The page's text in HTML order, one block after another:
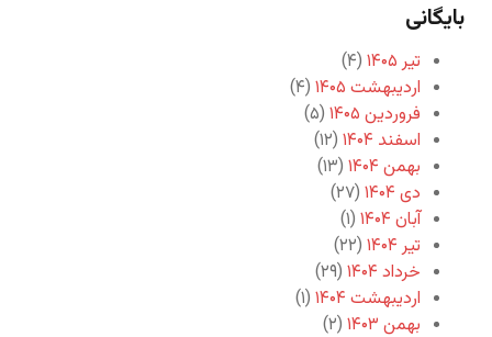
بایگانی
تیر ۱۴۰۵
(۴)
اردیبهشت ۱۴۰۵
(۴)
فروردین ۱۴۰۵
(۵)
اسفند ۱۴۰۴
(۱۲)
بهمن ۱۴۰۴
(۱۳)
دی ۱۴۰۴
(۲۷)
آبان ۱۴۰۴
(۱)
تیر ۱۴۰۴
(۲۲)
خرداد ۱۴۰۴
(۲۹)
اردیبهشت ۱۴۰۴
(۱)
بهمن ۱۴۰۳
(۲)